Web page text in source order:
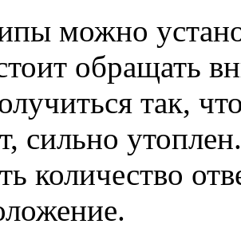
можно
обращать
так,
сильно
количество